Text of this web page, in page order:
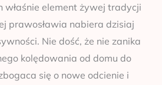
właśnie element żywej tradycji
prawosławia nabiera dzisiaj
Nie dość, że nie zanika
kolędowania od domu do
się o nowe odcienie i